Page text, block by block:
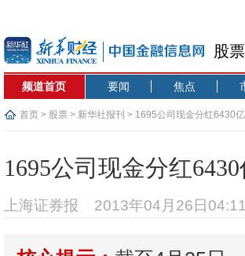
股票
频道首页 要闻 焦点
首页 > 股票 > 新华社报刊 > 1695公司现金分红6430
1695公司现金分红
上海证券报 2013年04月26日04:11